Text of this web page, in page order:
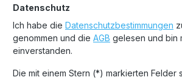
Datenschutz
Ich habe die Datenschutzbestimmungen
genommen und die AGB gelesen und bin
einverstanden.
Die mit einem Stern (*) markierten Felder